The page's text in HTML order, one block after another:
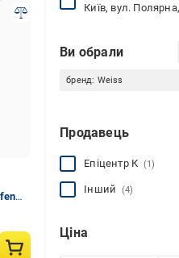
Київ, вул.
Ви обрали
бренд: Weiss
Продавець
Епіцентр К (1)
Інший (4)
Ціна